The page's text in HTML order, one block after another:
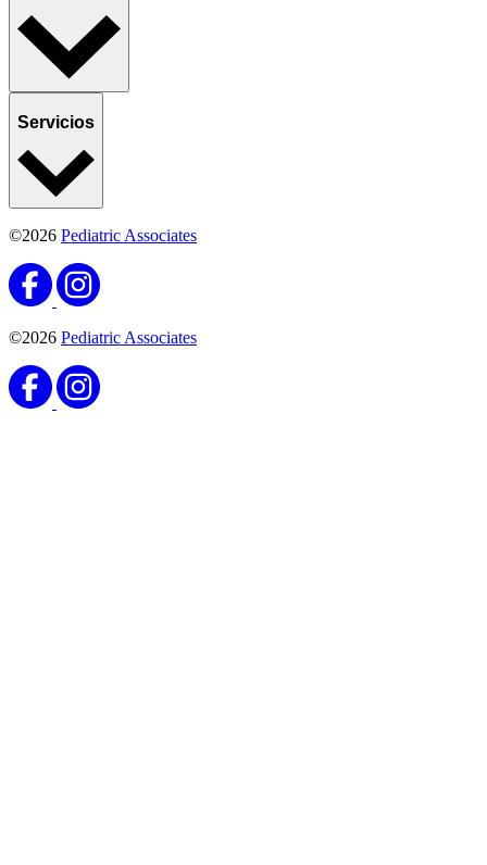
Servicios
©2026 Pediatric Associates
©2026 Pediatric Associates